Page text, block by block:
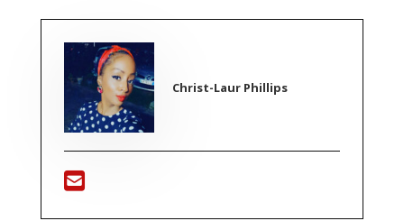
Christ-Laur Phillips